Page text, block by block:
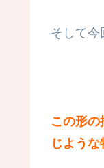
そして今
この形
じよう